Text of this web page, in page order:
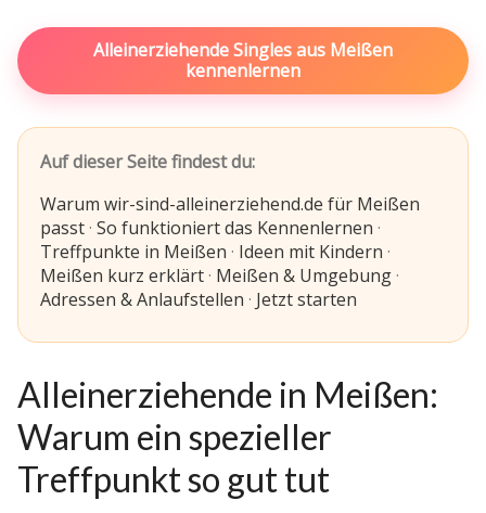
Alleinerziehende Singles aus Meißen
kennenlernen
Auf dieser Seite findest du:
Warum wir-sind-alleinerziehend.de für Meißen
passt· So funktioniert das Kennenlernen ·
Treffpunkte in Meißen · Ideen mit Kindern ·
Meißen kurz erklärt· Meißen & Umgebung·
Adressen & Anlaufstellen · Jetzt starten
Alleinerziehende in Meißen:
Warum ein spezieller
Treffpunkt so gut tut